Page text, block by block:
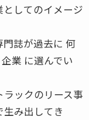
してのイメージ
誌が過去に 何
業 に選んでい
ックのリース事
み出してき